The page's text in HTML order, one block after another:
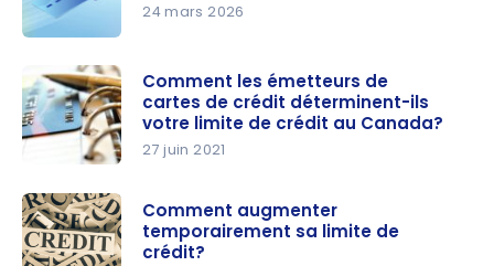
débutant :
Quelle(s)
carte(s)
de crédit
souscrire?
24 mars 2026
les
émetteurs
Comment les émetteurs de
cartes de crédit déterminent-ils
votre limite de crédit au Canada?
27 juin 2021
Comment augmenter
temporairement sa limite de
crédit?